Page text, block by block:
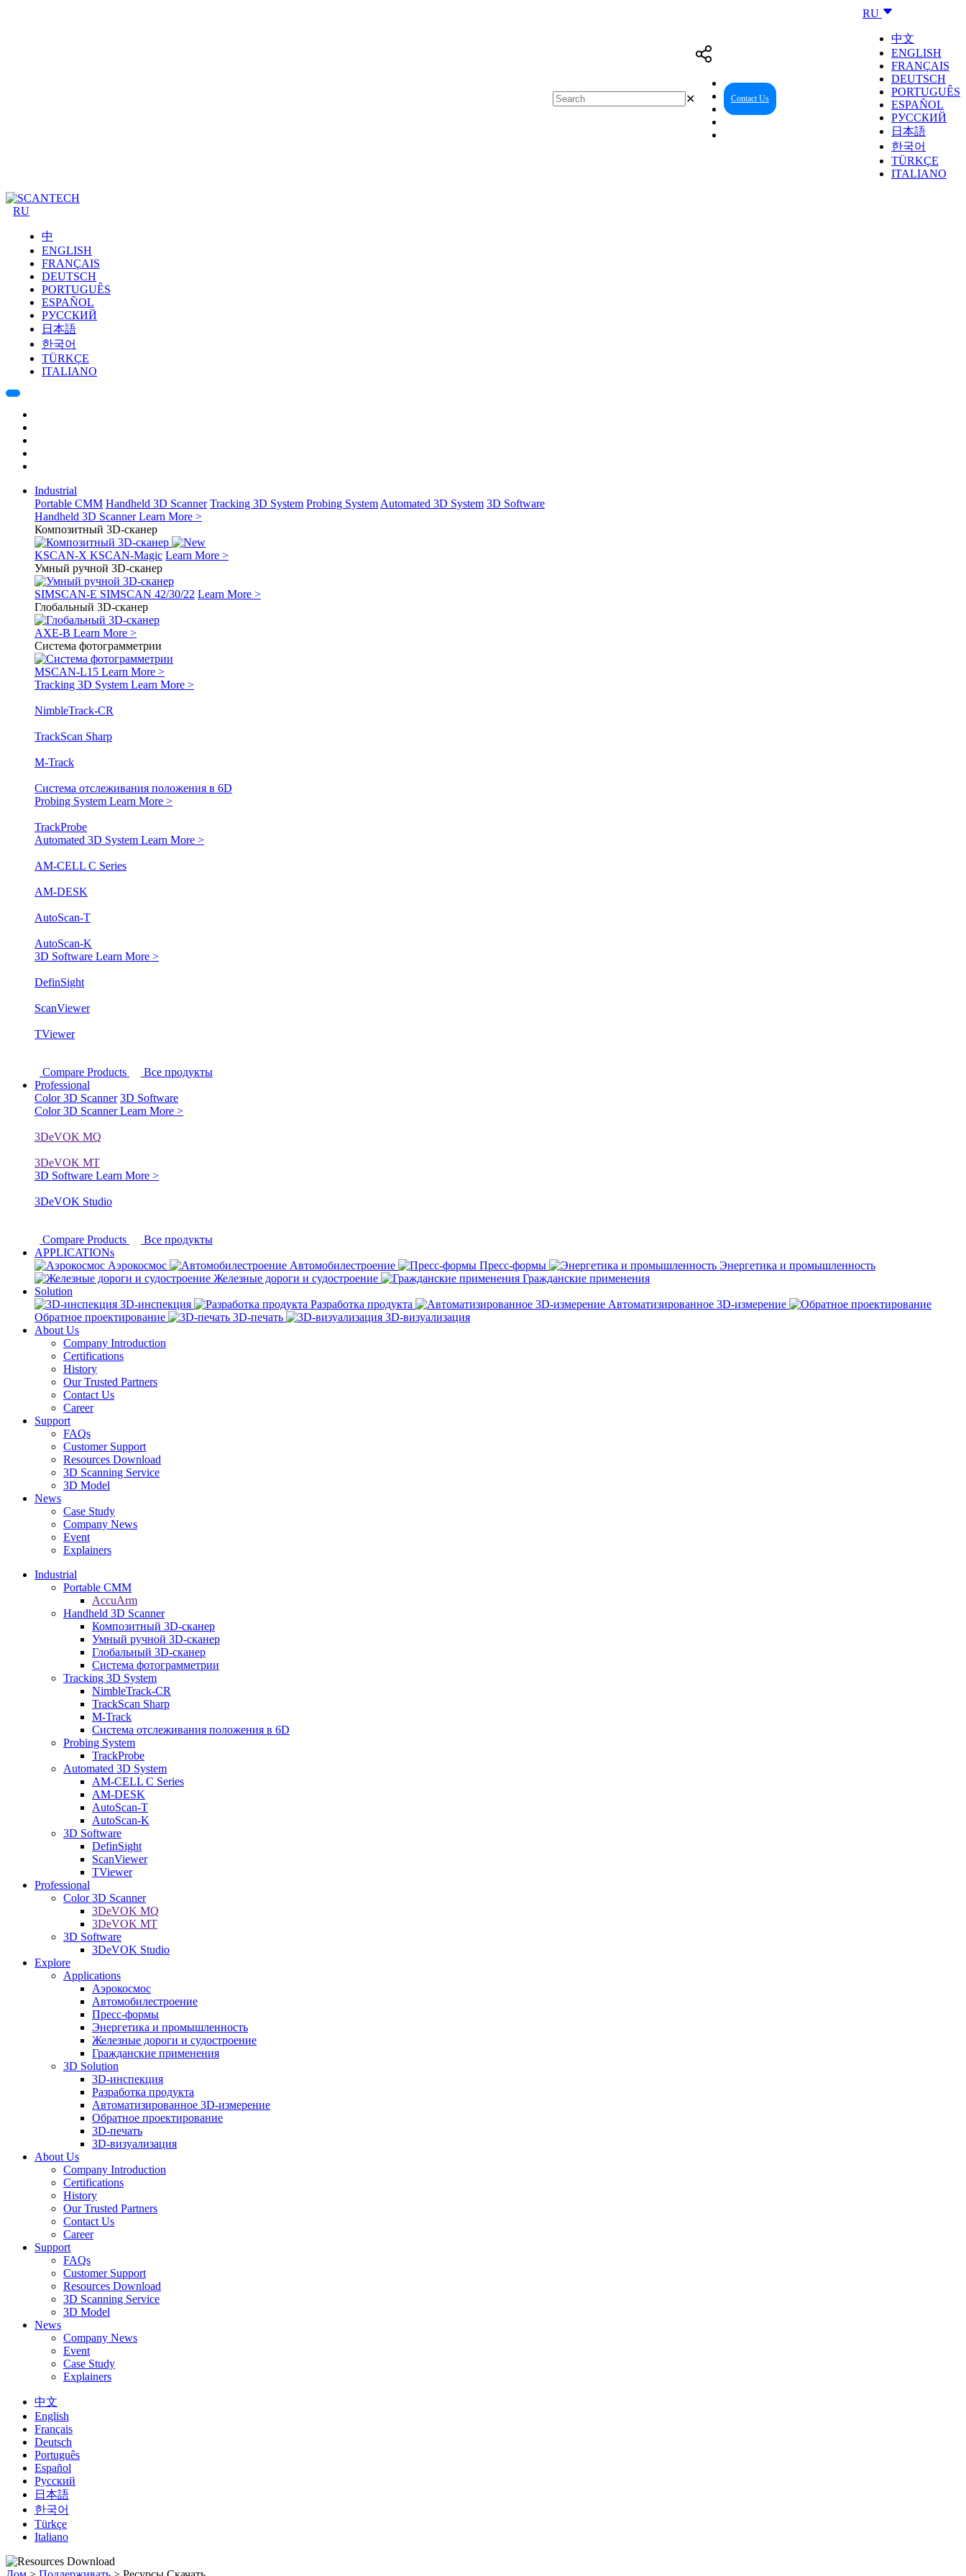
RU
中文
ENGLISH
FRANÇAIS
DEUTSCH
PORTUGUÊS
ESPAÑOL
РУССКИЙ
日本語
한국어
TÜRKÇE
ITALIANO
Contact Us
✕
RU
中
ENGLISH
FRANÇAIS
DEUTSCH
PORTUGUÊS
ESPAÑOL
РУССКИЙ
日本語
한국어
TÜRKÇE
ITALIANO
Industrial
Portable CMM Handheld 3D Scanner Tracking 3D System Probing System Automated 3D System 3D Software
Handheld 3D ScannerLearn More >
Композитный 3D-сканер
KSCAN-X KSCAN-Magic Learn More >
Умный ручной 3D-сканер
SIMSCAN-E SIMSCAN 42/30/22 Learn More >
Глобальный 3D-сканер
AXE-B Learn More >
Система фотограмметрии
MSCAN-L15 Learn More >
Tracking 3D System Learn More >
NimbleTrack-CR
TrackScan Sharp
M-Track
Система отслеживания положения в 6D
Probing System Learn More >
TrackProbe
Automated 3D System Learn More >
AM-CELL C Series
AM-DESK
AutoScan-T
AutoScan-K
3D Software Learn More >
DefinSight
ScanViewer
TViewer
Compare Products
Все продукты
Professional
Color 3D Scanner 3D Software
Color 3D ScannerLearn More >
3DeVOK MQ
3DeVOK MT
3D Software Learn More >
3DeVOK Studio
Compare Products
Все продукты
APPLICATIONs
Аэрокосмос
Автомобилестроение Пресс-формы
Энергетика и промышленность
Железные дороги и судостроение
Гражданские применения
Solution
3D-инспекция
Разработка продукта
Автоматизированное 3D-измерение
Обратное проектирование
3D-печать
3D-визуализация
About Us
Company Introduction
Certifications
History
Our Trusted Partners
Contact Us
Career
Support
FAQs
Customer Support
Resources Download
3D Scanning Service
3D Model
News
Case Study
Company News
Event
Explainers
Industrial
Portable CMM
AccuArm
Handheld 3D Scanner
Композитный 3D-сканер
Умный ручной 3D-сканер
Глобальный 3D-сканер
Система фотограмметрии
Tracking 3D System
NimbleTrack-CR
TrackScan Sharp
M-Track
Система отслеживания положения в 6D
Probing System
TrackProbe
Automated 3D System
AM-CELL C Series
AM-DESK
AutoScan-T
AutoScan-K
3D Software
DefinSight
ScanViewer
TViewer
Professional
Color 3D Scanner
3DeVOK MQ
3DeVOK MT
3D Software
3DeVOK Studio
Explore
Applications
Аэрокосмос
Автомобилестроение
Пресс-формы
Энергетика и промышленность
Железные дороги и судостроение
Гражданские применения
3D Solution
3D-инспекция
Разработка продукта
Автоматизированное 3D-измерение
Обратное проектирование
3D-печать
3D-визуализация
About Us
Company Introduction
Certifications
History
Our Trusted Partners
Contact Us
Career
Support
FAQs
Customer Support
Resources Download
3D Scanning Service
3D Model
News
Company News
Event
Case Study
Explainers
中文
English
Français
Deutsch
Português
Español
Русский
日本語
한국어
Türkçe
Italiano